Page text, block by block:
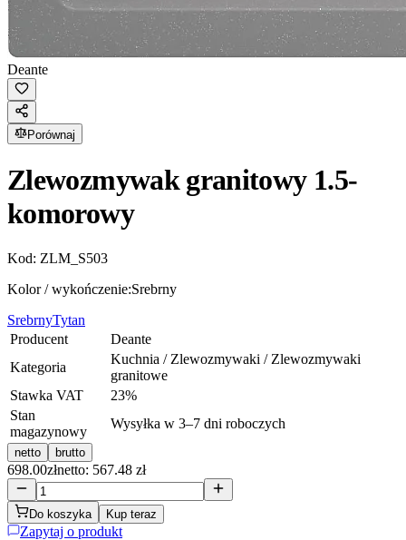
Deante
Porównaj
Zlewozmywak granitowy 1.5-
komorowy
Kod: ZLM_S503
Kolor / wykończenie:Srebrny
SrebrnyTytan
Producent
Deante
Kategoria
Kuchnia / Zlewozmywaki / Zlewozmywaki
granitowe
Stawka VAT
23%
Stan
magazynowy
Wysyłka w 3–7 dni roboczych
netto brutto
698.00złnetto: 567.48 zł
Do koszyka Kup teraz
Zapytaj o produkt